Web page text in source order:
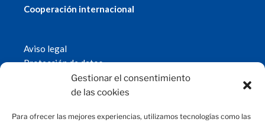
Gestionar el consentimiento
de las cookies
Para ofrecer las mejores experiencias, utilizamos tecnologías como las
Cooperación internacional
Aviso legal
Protección de datos
Política de cookies
© 2019 Fundación Magtel.